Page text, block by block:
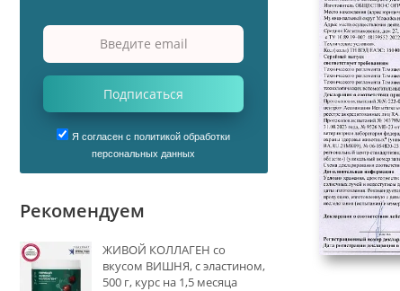
Подписаться
Я согласен с политикой обработки
персональных данных
Рекомендуем
ЖИВОЙ КОЛЛАГЕН со
вкусом ВИШНЯ, с эластином,
500 г, курс на 1,5 месяца